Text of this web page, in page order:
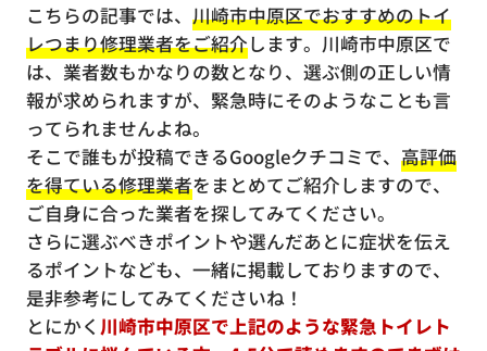
こちらの記事では、 川崎市中原区でおすすめのトイ
レつまり修理業者をご紹介します。川崎市中原区で
は、業者数もかなりの数となり、選ぶ側の正しい情
報が求められますが、緊急時にそのようなことも言
ってられませんよね。
そこで誰もが投稿できるGoogleクチコミで、 高評価
を得ている修理業者をまとめてご紹介しますので、
ご自身に合った業者を探してみてください。
さらに選ぶべきポイントや選んだあとに症状を伝え
るポイントなども、一緒に掲載しておりますので、
是非参考にしてみてくださいね！
とにかく 川崎市中原区で上記のような緊急トイレト